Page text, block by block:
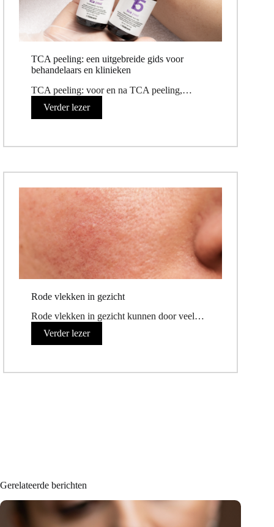
TCA peeling: een uitgebreide gids voor
behandelaars en klinieken
TCA peeling: voor en na TCA peeling,…
Verder lezer
Rode vlekken in gezicht
Rode vlekken in gezicht kunnen door veel…
Verder lezer
Gerelateerde berichten